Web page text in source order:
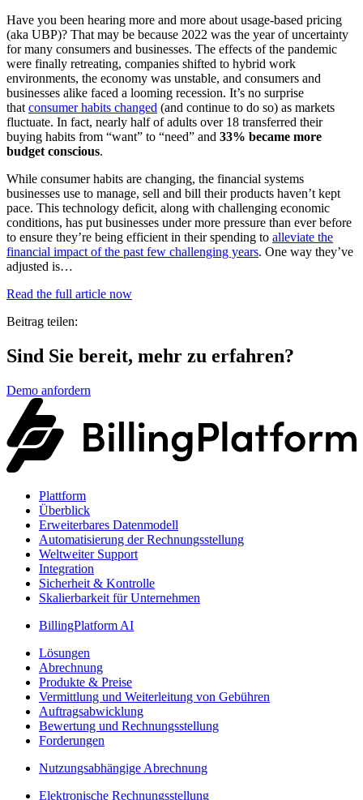
Have you been hearing more and more about usage-based pricing
(aka UBP)? That may be because 2022 was the year of uncertainty
for many consumers and businesses. The effects of the pandemic
were finally retreating, companies shifted to hybrid work
environments, the economy was unstable, and consumers and
businesses alike faced a looming recession. It’s no surprise
that consumer habits changed (and continue to do so) as markets
fluctuate. In fact, nearly half of adults over 18 transferred their
buying habits from “want” to “need” and 33% became more
budget conscious.
While consumer habits are changing, the financial systems
businesses use to manage, sell and bill their products haven’t kept
pace. This technology deficit, along with challenging economic
conditions, has put businesses under more pressure than ever before
to ensure they’re being efficient in their spending to alleviate the
financial impact of the past few challenging years. One way they’ve
adjusted is…
Read the full article now
Beitrag teilen:
Sind Sie bereit, mehr zu erfahren?
Demo anfordern
Plattform
Überblick
Erweiterbares Datenmodell
Automatisierung der Rechnungsstellung
Weltweiter Support
Integration
Sicherheit & Kontrolle
Skalierbarkeit für Unternehmen
BillingPlatform AI
Lösungen
Abrechnung
Produkte & Preise
Vermittlung und Weiterleitung von Gebühren
Auftragsabwicklung
Bewertung und Rechnungsstellung
Forderungen
Nutzungsabhängige Abrechnung
Elektronische Rechnungsstellung